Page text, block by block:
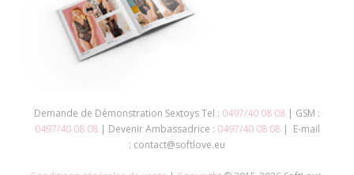
Demande de Démonstration Sextoys Tel : 0497/40 08 08 | GSM :
0497/40 08 08| Devenir Ambassadrice : 0497/40 08 08| E-mail
: contact@softlove.eu